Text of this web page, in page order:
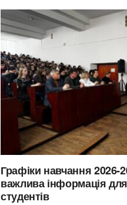
Графіки навчання 2026-
важлива інформація для
студентів